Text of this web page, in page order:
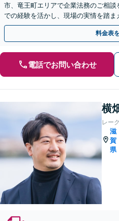
市、竜王町エリアで企業法務のご相
での経験を活かし、現場の実情を踏
いたします【顧問契約OK】【甲西駅1
料金表
電話でお問い合わせ
横
レー
滋
賀
県